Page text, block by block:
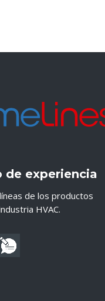
de experiencia
de los productos
HVAC.